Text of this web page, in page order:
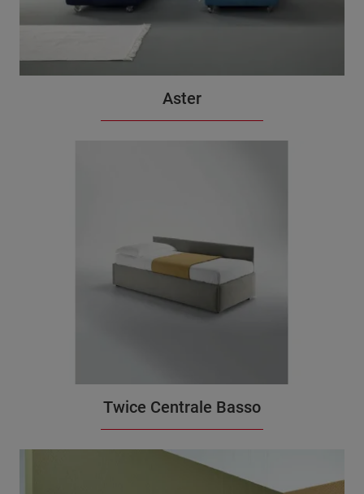
Aster
Twice Centrale Basso